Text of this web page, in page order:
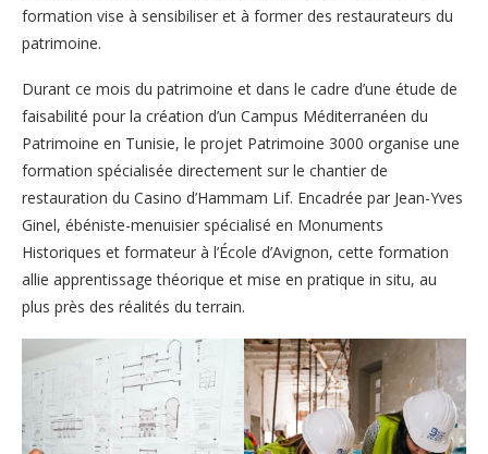
formation vise à sensibiliser et à former des restaurateurs du
patrimoine.
Durant ce mois du patrimoine et dans le cadre d’une étude de
faisabilité pour la création d’un Campus Méditerranéen du
Patrimoine en Tunisie, le projet Patrimoine 3000 organise une
formation spécialisée directement sur le chantier de
restauration du Casino d’Hammam Lif. Encadrée par Jean-Yves
Ginel, ébéniste-menuisier spécialisé en Monuments
Historiques et formateur à l’École d’Avignon, cette formation
allie apprentissage théorique et mise en pratique in situ, au
plus près des réalités du terrain.